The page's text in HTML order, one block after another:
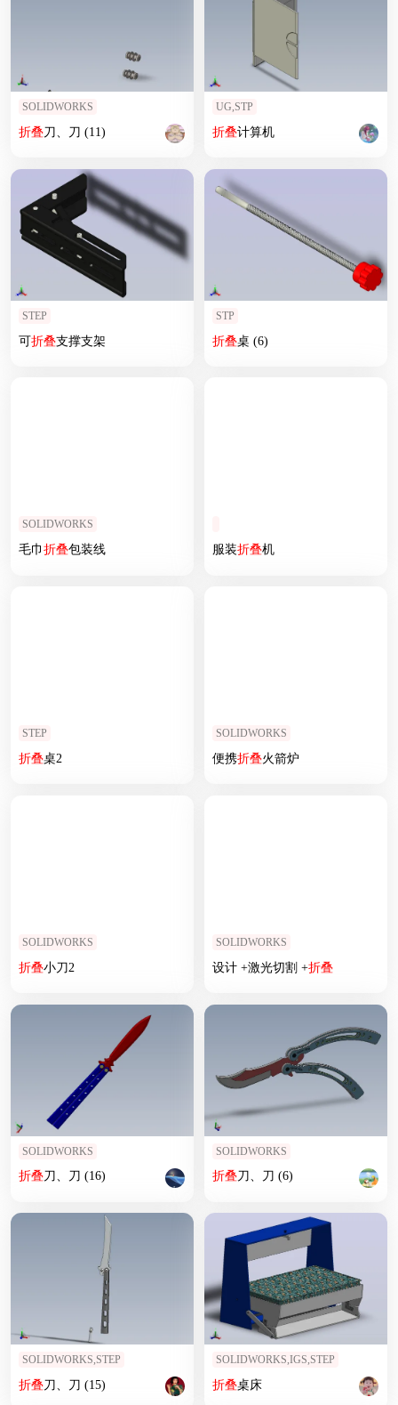
SOLIDWORKS
折叠刀、刀 (11)
UG,STP
折叠计算机
STEP
可折叠支撑支架
STP
折叠桌 (6)
SOLIDWORKS
毛巾折叠包装线 服装折叠机
STEP
折叠桌2
SOLIDWORKS
便携折叠火箭炉
SOLIDWORKS
折叠小刀2
SOLIDWORKS
设计 +激光切割 +折叠
SOLIDWORKS
折叠刀、刀 (16)
SOLIDWORKS
折叠刀、刀 (6)
SOLIDWORKS,STEP
折叠刀、刀 (15)
SOLIDWORKS,IGS,STEP
折叠桌床